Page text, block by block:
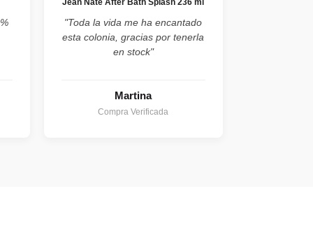
Jean Nate After Bath Splash 236 ml
"Toda la vida me ha encantado
esta colonia, gracias por tenerla
en stock"
Martina
Compra Verificada